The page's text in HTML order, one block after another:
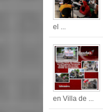
el ...
en Villa de ...